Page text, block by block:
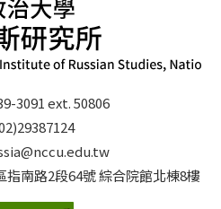
3091 ext. 50806
指南路2段64號 綜合院館北棟8樓